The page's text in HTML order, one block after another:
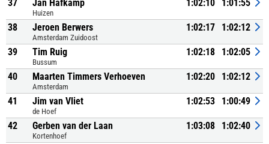
37 Jan Hafkamp
Huizen
1:02:10 1:01:55
38 Jeroen Berwers
Amsterdam Zuidoost
1:02:17 1:02:12
39 Tim Ruig
Bussum
1:02:18 1:02:05
40 Maarten Timmers Verhoeven
Amsterdam
1:02:20 1:02:12
41 Jim van Vliet
de Hoef
1:02:53 1:00:49
42 Gerben van der Laan
Kortenhoef
1:03:08 1:02:40